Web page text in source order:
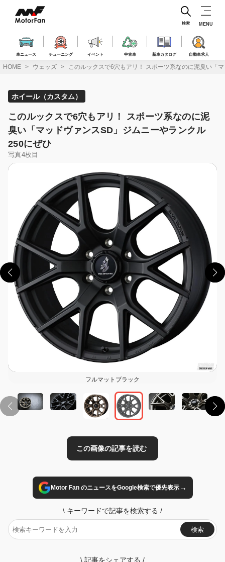
ス
車ニュース チューニング イベント 中古車 新車カタログ 自動車求人
検索 MENU
HOME ウェッズ このルックスで6穴もアリ！ スポーツ系なのに泥臭い「
ホイール（カスタム）
このルックスで6穴もアリ！ スポーツ系なのに泥
臭い「マッドヴァンスSD」ジムニーやランクル
250にぜひ
写真4枚目
フルマットブラック
Motor Fan のニュースをGoogle検索で優先表示→
\ キーワードで記事を検索する /
検索
\ 記事をシェアする /